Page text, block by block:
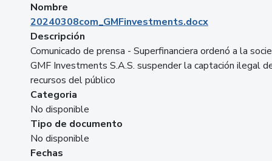
Nombre
20240308com_GMFinvestments.docx
Descripción
Comunicado de prensa - Superfinanciera ordenó a la
GMF Investments S.A.S. suspender la captación ilegal
recursos del público
Categoria
No disponible
Tipo de documento
No disponible
Fechas